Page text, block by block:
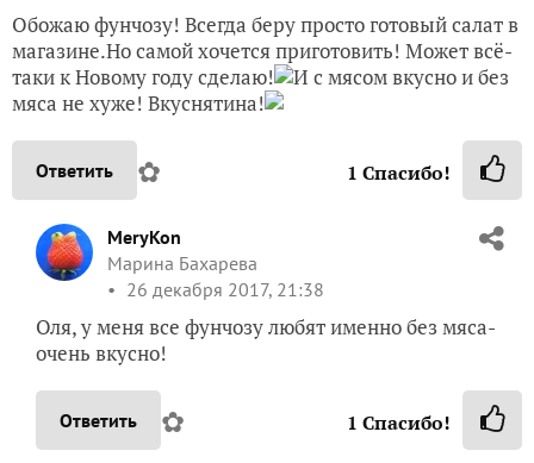
Обожаю фунчозу! Всегда беру просто готовый салат в
магазине.Но самой хочется приготовить! Может всё-
таки к Новому году сделаю!
И с мясом вкусно и без
мяса не хуже! Вкуснятина!
Ответить ✿ 1 Спасибо!
MeryKon
Марина Бахарева
26 декабря 2017, 21:38
Оля, у меня все фунчозу любят именно без мяса-
очень вкусно!
Ответить ✿ 1 Спасибо!